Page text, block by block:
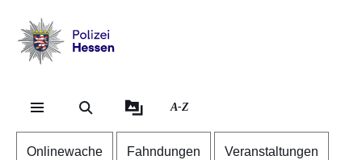
Hessen
A-Z
Onlinewache Fahndungen Veranstaltungen